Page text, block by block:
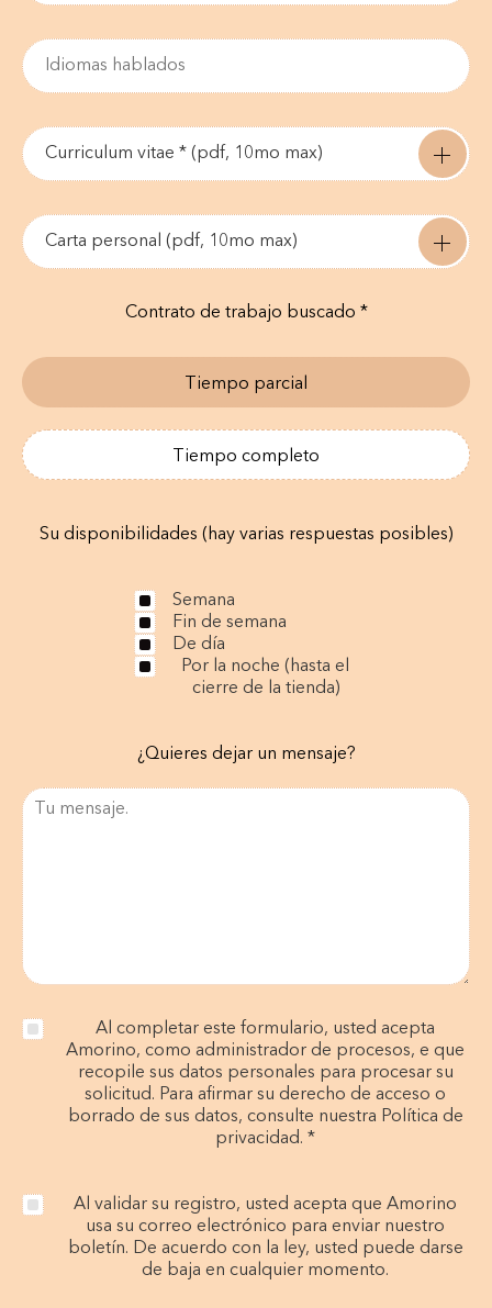
Curriculum vitae * (pdf, 10mo max)
Carta personal (pdf, 10mo max)
Contrato de trabajo buscado *
Tiempo parcial
Tiempo completo
Su disponibilidades (hay varias respuestas posibles)
Semana
Fin de semana
De día
Por la noche (hasta el
cierre de la tienda)
¿Quieres dejar un mensaje?
Al completar este formulario, usted acepta
Amorino, como administrador de procesos, e que
recopile sus datos personales para procesar su
solicitud. Para afirmar su derecho de acceso o
borrado de sus datos, consulte nuestra Política de
privacidad. *
Al validar su registro, usted acepta que Amorino
usa su correo electrónico para enviar nuestro
boletín. De acuerdo con la ley, usted puede darse
de baja en cualquier momento.